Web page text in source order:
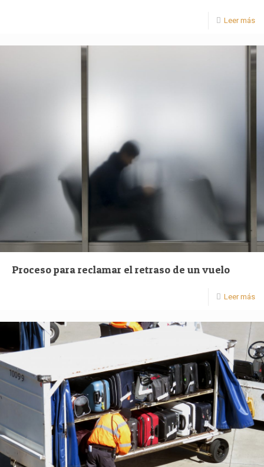
Leer más
Proceso para reclamar el retraso de un vuelo
Leer más